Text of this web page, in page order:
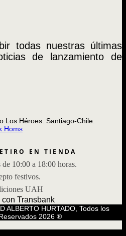
todas nuestras últimas
de lanzamiento de
Los Héroes. Santiago-Chile.
EN TIENDA
10:00 a 18:00 horas.
festivos.
ALBERTO HURTADO, Todos los
2026 ®